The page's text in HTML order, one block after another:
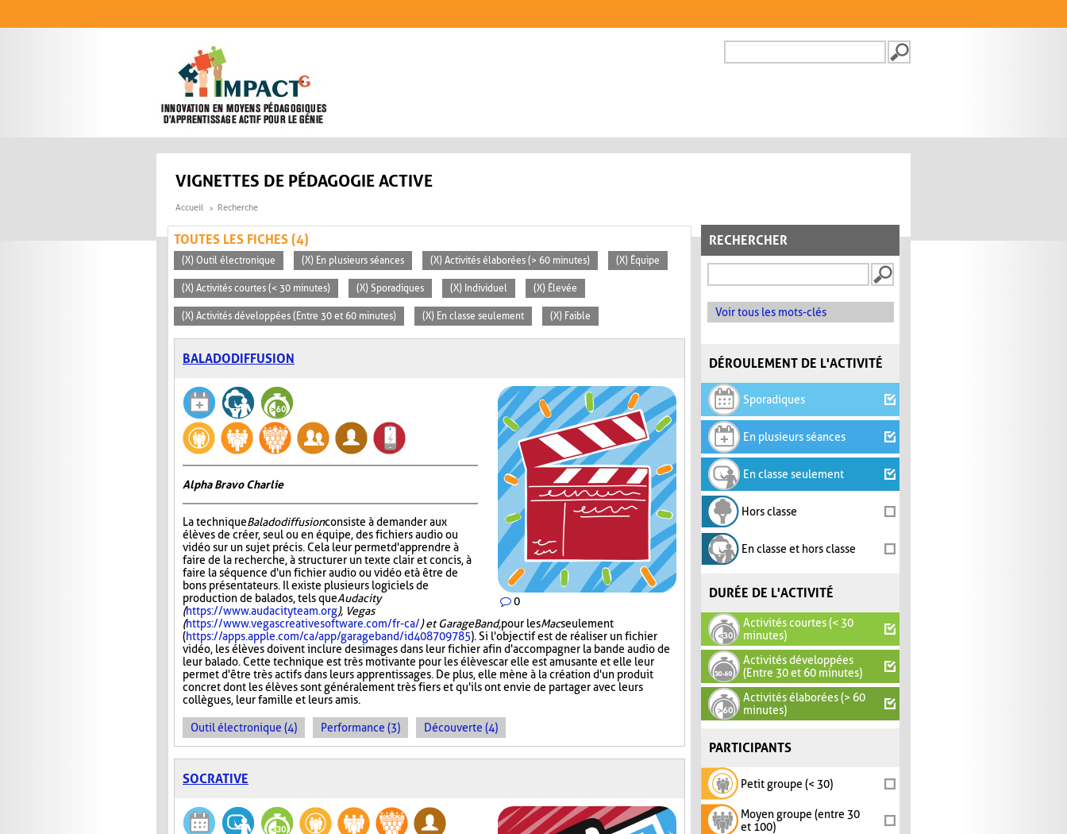
FORMULAIRE DE
VIGNETTES DE PÉDAGOGIE ACTIVE
Accueil Recherche
RECHERCHER
Voir tous les mots-clés
DÉROULEMENT DE L'ACTIVITÉ
Sporadiques
En plusieurs séances
En classe seulement
Hors classe
En classe et hors classe
DURÉE DE L'ACTIVITÉ
Activités courtes (< 30
minutes)
Activités développées
(Entre 30 et 60 minutes)
Activités élaborées (> 60
minutes)
PARTICIPANTS
Petit groupe (< 30)
Moyen groupe (entre 30
et 100)
TOUTES LES FICHES (4)
(X) Outil électronique (X) En plusieurs séances (X) Activités élaborées (> 60 minutes) (X) Équipe
(X) Activités courtes (< 30 minutes) (X) Sporadiques (X) Individuel (X) Élevée
(X) Activités développées (Entre 30 et 60 minutes) (X) En classe seulement (X) Faible
BALADODIFFUSION
0
Alpha Bravo Charlie
La techniqueBaladodiffusionconsiste à demander aux
élèves de créer, seul ou en équipe, des fichiers audio ou
vidéo sur un sujet précis. Cela leur permet d'apprendre à
faire de la recherche, à structurer un texte clair et concis, à
faire la séquence d'un fichier audio ou vidéo et à être de
bons présentateurs. Il existe plusieurs logiciels de
production de balados, tels queAudacity
(https://www.audacityteam.org), Vegas
(https://www.vegascreativesoftware.com/fr-ca/) et GarageBand,pour lesMacseulement
(https://apps.apple.com/ca/app/garageband/id408709785). Si l'objectif est de réaliser un fichier
vidéo, les élèves doivent inclure des images dans leur fichier afin d'accompagner la bande audio de
leur balado. Cette technique est très motivante pour les élèves car elle est amusante et elle leur
permet d'être très actifs dans leurs apprentissages. De plus, elle mène à la création d'un produit
concret dont les élèves sont généralement très fiers et qu'ils ont envie de partager avec leurs
collègues, leur famille et leurs amis.
Outil électronique (4) Performance (3) Découverte (4)
SOCRATIVE